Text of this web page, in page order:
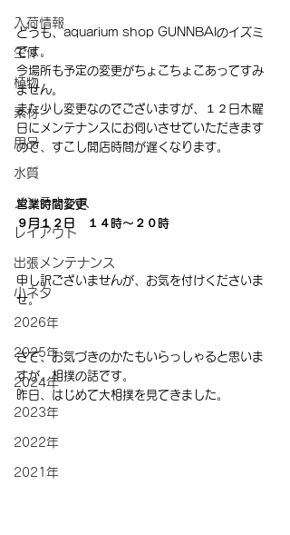
入荷情報
生体
植物
素材
用品
水質
メンテナンス
レイアウト
出張メンテナンス
小ネタ
2026年
2025年
2024年
2023年
2022年
2021年
どうも、aquarium shop GUNNBAIのイズミ
です。
今場所も予定の変更がちょこちょこあってすみ
ません。
また少し変更なのでございますが、１２日木曜
日にメンテナンスにお伺いさせていただきます
ので、すこし開店時間が遅くなります。
営業時間変更
９月１２日　１４時～２０時
申し訳ございませんが、お気を付けくださいま
せ。
さて、お気づきのかたもいらっしゃると思いま
すが、相撲の話です。
昨日、はじめて大相撲を見てきました。